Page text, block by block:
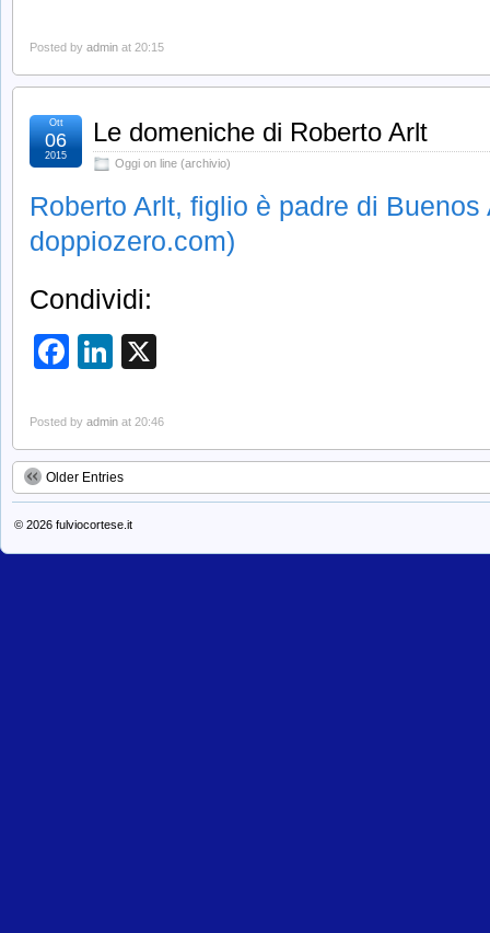
Posted by admin at 20:15
Le domeniche di Roberto Arlt
Oggi on line (archivio)
Ott
06
2015
Roberto Arlt, figlio è padre di Buenos
doppiozero.com)
Condividi:
Facebook
LinkedIn
Posted by admin at 20:46
Older Entries
© 2026 fulviocortese.it